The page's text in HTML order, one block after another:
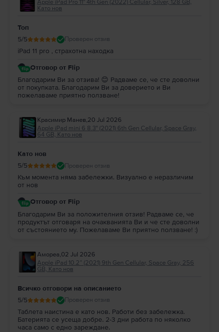
(2018) 1st Genна изплащане.
щедри и динамични, с цени, които са повече от изгодни за твоя
бюджет.
Apple iPad Pro 11" 4th Gen (2022) Cellular, Silver, 128 GB,
Като нов
Топ
5/5 Проверен отзив
iPad 11 pro , страхотна находка
Отговор от Flip
Благодарим Ви за отзива! 😊 Радваме се, че сте доволни
от покупката. Благодарим Ви за доверието и Ви
пожелаваме приятно ползване!
Красимир Манев,20 Jul 2026
Apple iPad mini 6 8.3" (2021) 6th Gen Cellular, Space Gray,
64 GB, Като нов
Като нов
5/5 Проверен отзив
Към момента няма забележки. Визуално е неразличим
от нов
Отговор от Flip
Благодарим Ви за положителния отзив! Радваме се, че
продуктът отговаря на очакванията Ви и че сте доволни
от състоянието му. Пожелаваме Ви приятно ползване! :)
Амореа,02 Jul 2026
Apple iPad 10.2” (2021) 9th Gen Cellular, Space Gray, 256
GB, Като нов
Всичко отговори на описанието
5/5 Проверен отзив
Таблета наистина е като нов. Работи без забележка.
Батерията се усеща добре. 2-3 дни работа по няколко
часа само с едно зареждане.